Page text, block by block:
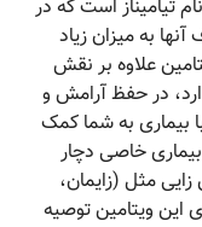
تیامیناز است که در
به میزان زیاد
علاوه بر نقش
در حفظ آرامش و
بیماری به شما کمک
خاصی دچار
زایی مثل (زایمان،
این ویتامین توصیه